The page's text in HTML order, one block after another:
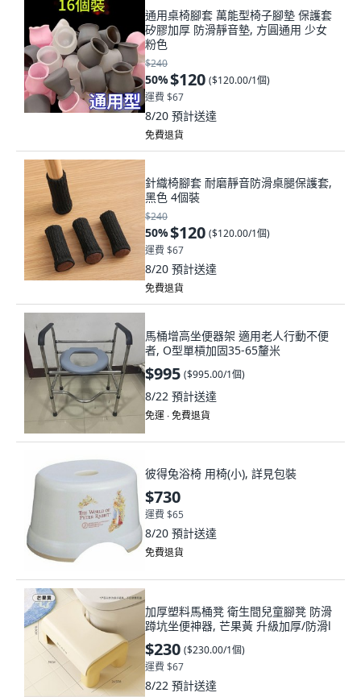
通用桌椅腳套 萬能型椅子腳墊 保護套
矽膠加厚 防滑靜音墊, 方圓通用 少女
粉色
$240
50%$120 ($120.00/1個)
運費 $67
8/20 預計送達
免費退貨
針織椅腳套 耐磨靜音防滑桌腿保護套,
黑色 4個裝
$240
50%$120 ($120.00/1個)
運費 $67
8/20 預計送達
免費退貨
馬桶增高坐便器架 適用老人行動不便
者, O型單槓加固35-65釐米
$995 ($995.00/1個)
8/22 預計送達
免運 ∙ 免費退貨
彼得兔浴椅 用椅(小), 詳見包裝
$730
運費 $65
8/20 預計送達
免費退貨
加厚塑料馬桶凳 衛生間兒童腳凳 防滑
蹲坑坐便神器, 芒果黃 升級加厚/防滑l
$230 ($230.00/1個)
運費 $67
8/22 預計送達